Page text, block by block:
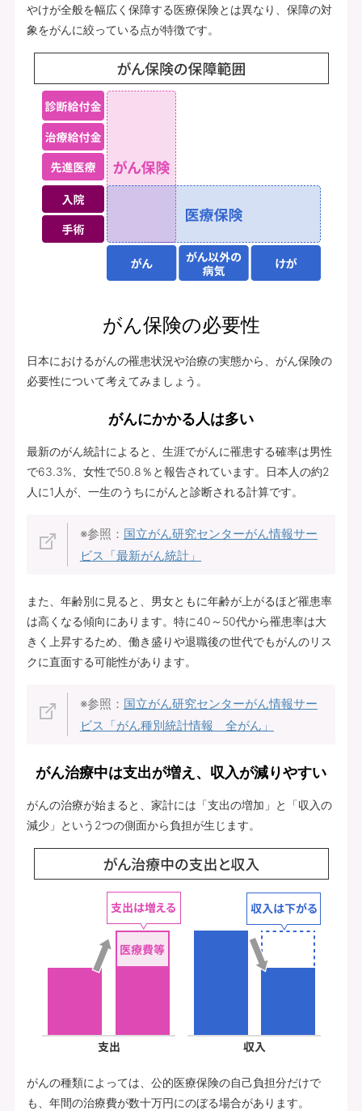
やけが全般を幅広く保障する医療保険とは異なり、保障の対
象をがんに絞っている点が特徴です。
がん保険の必要性
日本におけるがんの罹患状況や治療の実態から、がん保険の
必要性について考えてみましょう。
がんにかかる人は多い
最新のがん統計によると、生涯でがんに罹患する確率は男性
で63.3%、女性で50.8％と報告されています。日本人の約2
人に1人が、一生のうちにがんと診断される計算です。
※参照： 国立がん研究センターがん情報サー
ビス「最新がん統計」
また、年齢別に見ると、男女ともに年齢が上がるほど罹患率
は高くなる傾向にあります。特に40～50代から罹患率は大
きく上昇するため、働き盛りや退職後の世代でもがんのリス
クに直面する可能性があります。
※参照： 国立がん研究センターがん情報サー
ビス「がん種別統計情報 全がん」
がん治療中は支出が増え、収入が減りやすい
がんの治療が始まると、家計には「支出の増加」と「収入の
減少」という2つの側面から負担が生じます。
がんの種類によっては、公的医療保険の自己負担分だけで
も、年間の治療費が数十万円にのぼる場合があります。